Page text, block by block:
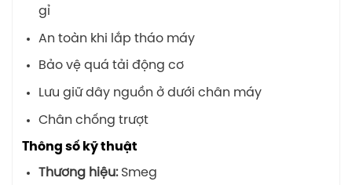
gỉ
An toàn khi lắp tháo máy
Bảo vệ quá tải động cơ
Lưu giữ dây nguồn ở dưới chân máy
Chân chống trượt
Thông số kỹ thuật
Thương hiệu: Smeg